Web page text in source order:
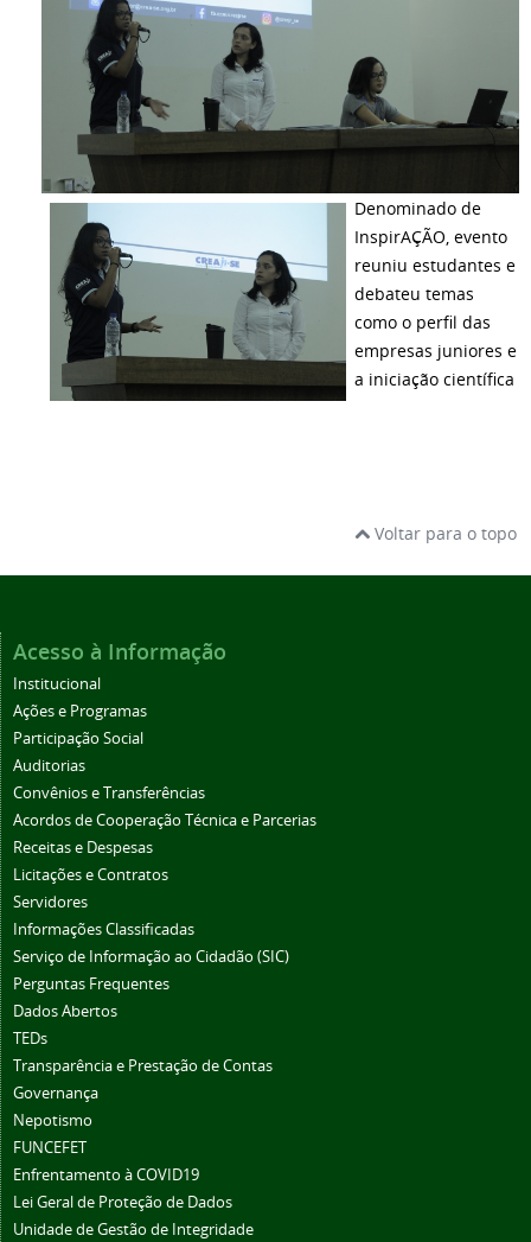
Denominado de
InspirAÇÃO, evento
reuniu estudantes e
debateu temas
como o perfil das
empresas juniores e
a iniciação científica
Voltar para o topo
Acesso à Informação
Institucional
Ações e Programas
Participação Social
Auditorias
Convênios e Transferências
Acordos de Cooperação Técnica e Parcerias
Receitas e Despesas
Licitações e Contratos
Servidores
Informações Classificadas
Serviço de Informação ao Cidadão (SIC)
Perguntas Frequentes
Dados Abertos
TEDs
Transparência e Prestação de Contas
Governança
Nepotismo
FUNCEFET
Enfrentamento à COVID19
Lei Geral de Proteção de Dados
Unidade de Gestão de Integridade